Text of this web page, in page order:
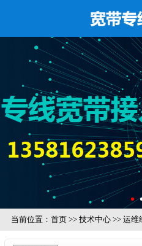
当前位置： 首页>> 技术中心>> 运维